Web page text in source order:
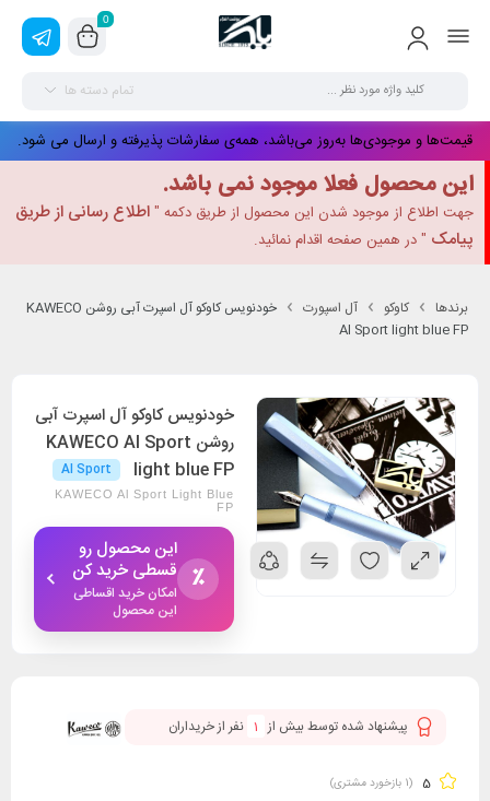
0
تمام دسته ها
قیمت‌ها و موجودی‌ها به‌روز می‌باشد، همه‌ی سفارشات پذیرفته و ارسال می شود.
این محصول فعلا موجود نمی باشد.
جهت اطلاع از موجود شدن این محصول از طریق دکمه "اطلاع رسانی از طریق
پیامک " در همین صفحه اقدام نمائید.
برندها کاوکو آل اسپورت
خودنویس کاوکو آل اسپرت آبی روشن KAWECO
Al Sport light blue FP
خودنویس کاوکو آل اسپرت آبی
روشن KAWECO Al Sport
light blue FP
Al Sport
KAWECO Al Sport Light Blue
FP
٪
این محصول رو
قسطی خرید کن
امکان خرید اقساطی
این محصول
پیشنهاد شده توسط بیش از 1 نفر از خریداران
5
(
1 بازخورد مشتری)